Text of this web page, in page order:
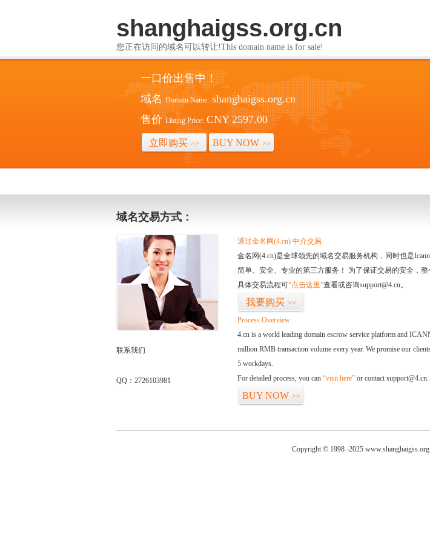
shanghaigss.org.cn
您正在访问的域名可以转让!This domain name is for sale!
一口价出售中！
域名 Domain Name: shanghaigss.org.cn
售价 Listing Price: CNY 2597.00
立即购买 >> BUY NOW >>
域名交易方式：
联系我们
QQ：2726103981
通过金名网(4.cn) 中介交易
金名网(4.cn)是全球领先的域名交易服务机构，同时也是
简单、安全、专业的第三方服务！ 为了保证交易的安全，整
具体交易流程可“点击这里”查看或咨询support@4.cn。
我要购买 >>
Process Overview:
4.cn is a world leading domain escrow service platform and
million RMB transaction volume every year. We promise our
5 workdays.
For detailed process, you can “visit here” or contact support@4.cn.
BUY NOW >>
Copyright © 1998 -2025